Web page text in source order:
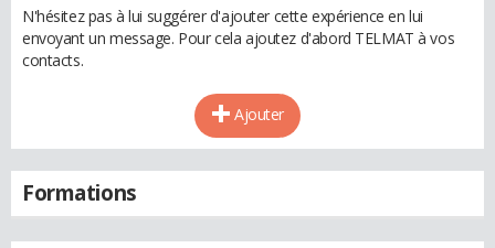
N'hésitez pas à lui suggérer d'ajouter cette expérience en lui
envoyant un message. Pour cela ajoutez d'abord TELMAT à vos
contacts.
Ajouter
Formations